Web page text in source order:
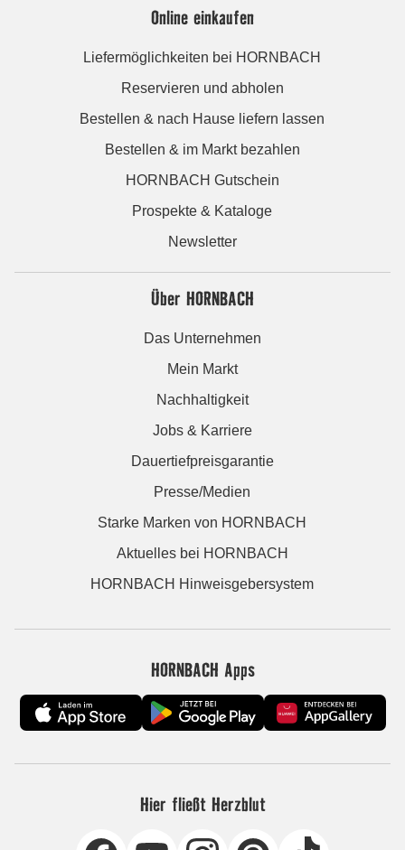
Online einkaufen
Liefermöglichkeiten bei HORNBACH
Reservieren und abholen
Bestellen & nach Hause liefern lassen
Bestellen & im Markt bezahlen
HORNBACH Gutschein
Prospekte & Kataloge
Newsletter
Über HORNBACH
Das Unternehmen
Mein Markt
Nachhaltigkeit
Jobs & Karriere
Dauertiefpreisgarantie
Presse/Medien
Starke Marken von HORNBACH
Aktuelles bei HORNBACH
HORNBACH Hinweisgebersystem
HORNBACH Apps
Hier fließt Herzblut